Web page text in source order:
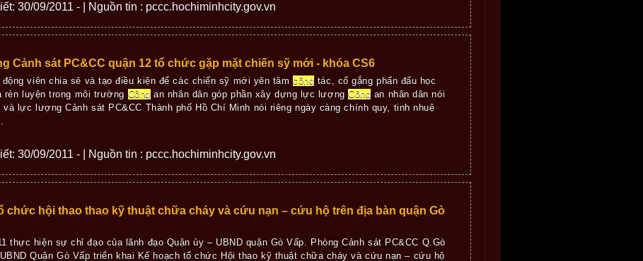
30/09/2011 - | Nguồn tin : pccc.hochiminhcity.gov.vn
Cảnh sát PC&CC quận 12 tổ chức gặp mặt chiến sỹ mới - khóa CS6
động viên chia sẻ và tạo điều kiện để các chiến sỹ mới yên tâmcông tác, cố gắng phấn đấu học
rèn luyện trong môi trường Công an nhân dân góp phần xây dựng lực lượngCông an nhân dân nói
và lực lượng Cảnh sát PC&CC Thành phố Hồ Chí Minh nói riêng ngày càng chính quy, tinh nhuệ
30/09/2011 - | Nguồn tin : pccc.hochiminhcity.gov.vn
chức hội thao thao kỹ thuật chữa cháy và cứu nạn – cứu hộ trên địa bàn quận Gò
thực hiện sự chỉ đạo của lãnh đạo Quận ủy – UBND quận Gò Vấp. Phòng Cảnh sát PC&CC Q.Gò
Quận Gò Vấp triển khai Kế hoạch tổ chức Hội thao kỹ thuật chữa cháy và cứu nạn – cứu hộ